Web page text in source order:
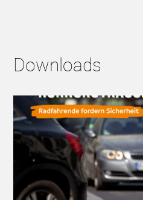
Downloads